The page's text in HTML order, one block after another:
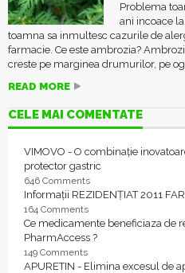
Problema
ani incoace
toamna sa inmultesc cazurile de
farmacie. Ce este ambrozia?
creste pe marginea drumurilor, pe
READ MORE
CELE MAI COMENTATE
VIMOVO - O combinație
protector gastric
646 Comments
Informații REZIDENȚIAT 2011
164 Comments
Ce medicamente beneficiaza de
PharmAccess ?
149 Comments
APURETIN - Elimina excesul de